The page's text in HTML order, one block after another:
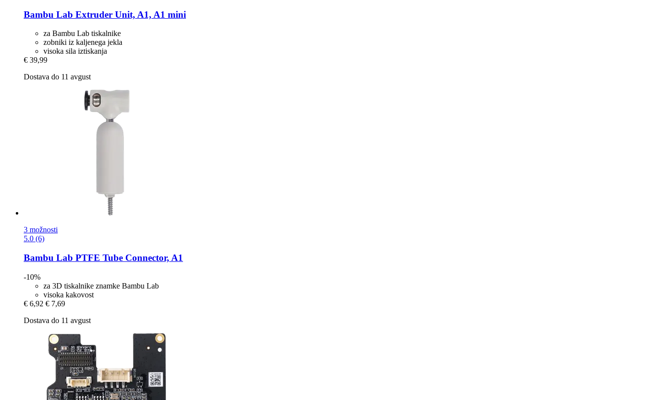
Bambu Lab Extruder Unit, A1, A1 mini
za Bambu Lab tiskalnike
zobniki iz kaljenega jekla
visoka sila iztiskanja
€ 39,99
Dostava do 11 avgust
3 možnosti
5.0 (6)
Bambu Lab PTFE Tube Connector, A1
-10%
za 3D tiskalnike znamke Bambu Lab
visoka kakovost
€ 6,92 € 7,69
Dostava do 11 avgust